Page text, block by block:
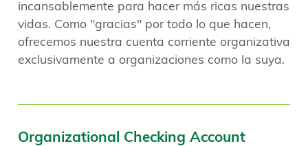
incansablemente para hacer más ricas nuestras
vidas. Como "gracias" por todo lo que hacen,
ofrecemos nuestra cuenta corriente organizativa
exclusivamente a organizaciones como la suya.
Organizational Checking Account